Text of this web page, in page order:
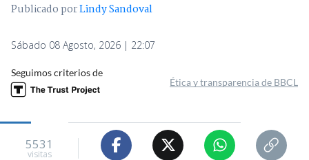
Publicado porLindy Sandoval
Sábado 08 Agosto, 2026 | 22:07
Seguimos criterios de
Ética y transparencia de BBCL
5531
visitas